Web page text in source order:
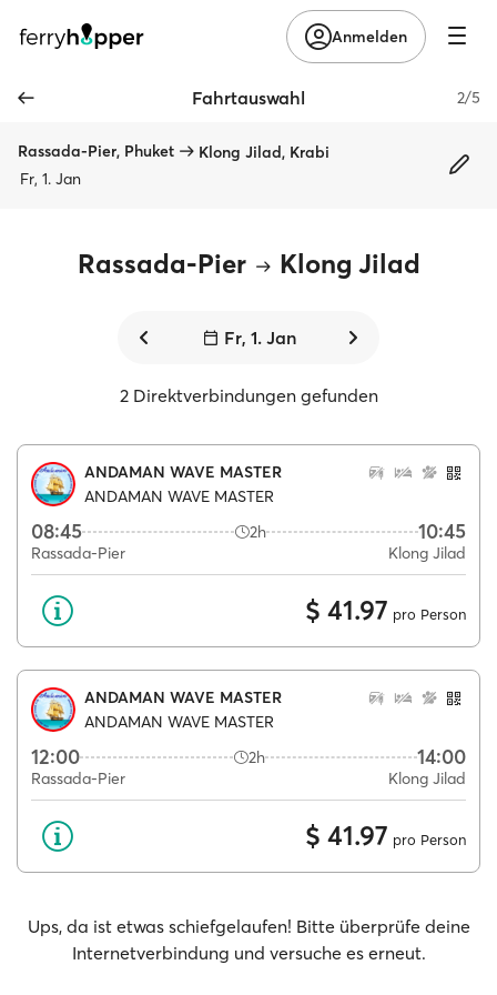
Anmelden
Fahrtauswahl 2/5
Rassada-Pier, Phuket
Klong Jilad, Krabi
Fr, 1. Jan
Rassada-Pier Klong Jilad
Fr, 1. Jan
2 Direktverbindungen gefunden
ANDAMAN WAVE MASTER
ANDAMAN WAVE MASTER
08:45 2h 10:45
Rassada-Pier Klong Jilad
$ 41.97 pro Person
ANDAMAN WAVE MASTER
ANDAMAN WAVE MASTER
12:00 2h 14:00
Rassada-Pier Klong Jilad
$ 41.97 pro Person
Ups, da ist etwas schiefgelaufen! Bitte überprüfe deine
Internetverbindung und versuche es erneut.